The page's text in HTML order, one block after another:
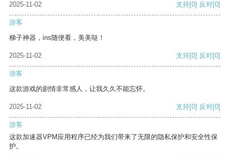
2025-11-02
支持[0] 反对[0]
游客
梯子神器，ins随便看，美美哒！
2025-11-02 支持[0] 反对[0]
游客
这款游戏的剧情非常感人，让我久久不能忘怀。
2025-11-02 支持[0] 反对[0]
游客
这款加速器VPM应用程序已经为我们带来了无限的隐私保护和安全性保
护。